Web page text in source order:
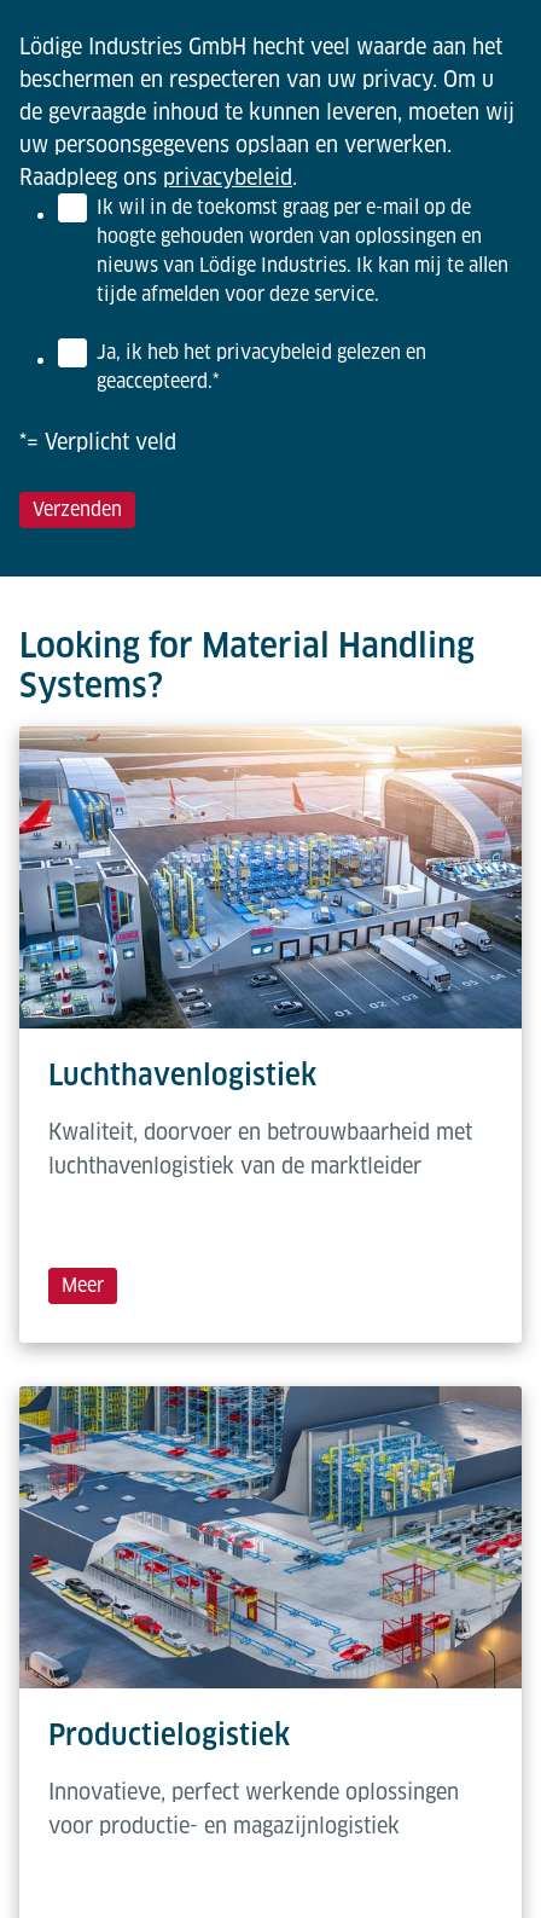
Lödige Industries GmbH hecht veel waarde aan het
beschermen en respecteren van uw privacy. Om u
de gevraagde inhoud te kunnen leveren, moeten wij
uw persoonsgegevens opslaan en verwerken.
Raadpleeg ons privacybeleid.
Ik wil in de toekomst graag per e-mail op de
hoogte gehouden worden van oplossingen en
nieuws van Lödige Industries. Ik kan mij te allen
tijde afmelden voor deze service.
Ja, ik heb het privacybeleid gelezen en
geaccepteerd.*
*= Verplicht veld
Looking for Material Handling
Systems?
Luchthavenlogistiek
Kwaliteit, doorvoer en betrouwbaarheid met
luchthavenlogistiek van de marktleider
Meer
Productielogistiek
Innovatieve, perfect werkende oplossingen
voor productie- en magazijnlogistiek